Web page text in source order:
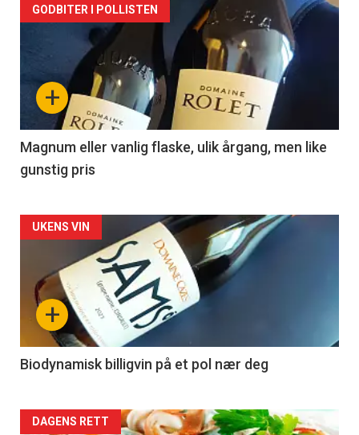
Forsiden
akkurat
nå
3
+
GODBITER I POLLISTEN
Magnum eller vanlig flaske, ulik årgang, men like
gunstig pris
Forsiden
akkurat
nå
4
+
UKENS VIN
Biodynamisk billigvin på et pol nær deg
Forsiden
DAGENS RETT